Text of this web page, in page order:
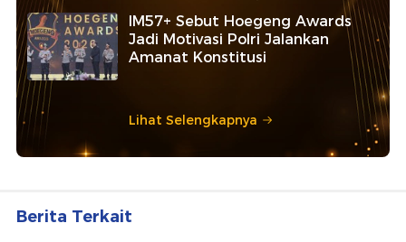
IM57+ Sebut Hoegeng Awards
Jadi Motivasi Polri Jalankan
Amanat Konstitusi
Lihat Selengkapnya
Berita Terkait